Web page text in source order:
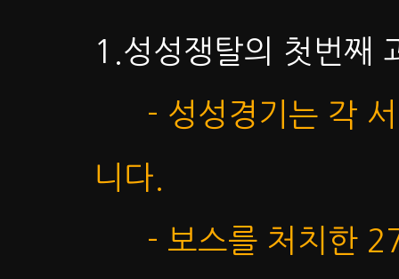
1.성성쟁탈의 첫번째
- 성성경기는 각
니다.
- 보스를 처치한 27